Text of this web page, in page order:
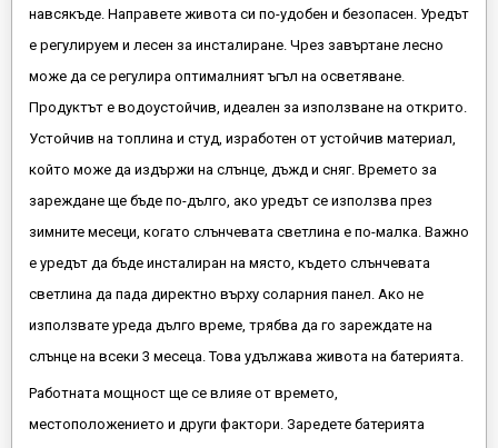
навсякъде. Направете живота си по-удобен и безопасен. Уредът
е регулируем и лесен за инсталиране. Чрез завъртане лесно
може да се регулира оптималният ъгъл на осветяване.
Продуктът е водоустойчив, идеален за използване на открито.
Устойчив на топлина и студ, изработен от устойчив материал,
който може да издържи на слънце, дъжд и сняг. Времето за
зареждане ще бъде по-дълго, ако уредът се използва през
зимните месеци, когато слънчевата светлина е по-малка. Важно
е уредът да бъде инсталиран на място, където слънчевата
светлина да пада директно върху соларния панел. Ако не
използвате уреда дълго време, трябва да го зареждате на
слънце на всеки 3 месеца. Това удължава живота на батерията.
Работната мощност ще се влияе от времето,
местоположението и други фактори. Заредете батерията